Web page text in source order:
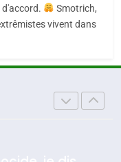
la plus
le
ET RÉSILIENTE :
Smotrich,
vivent dans
produits
– Vanessa De